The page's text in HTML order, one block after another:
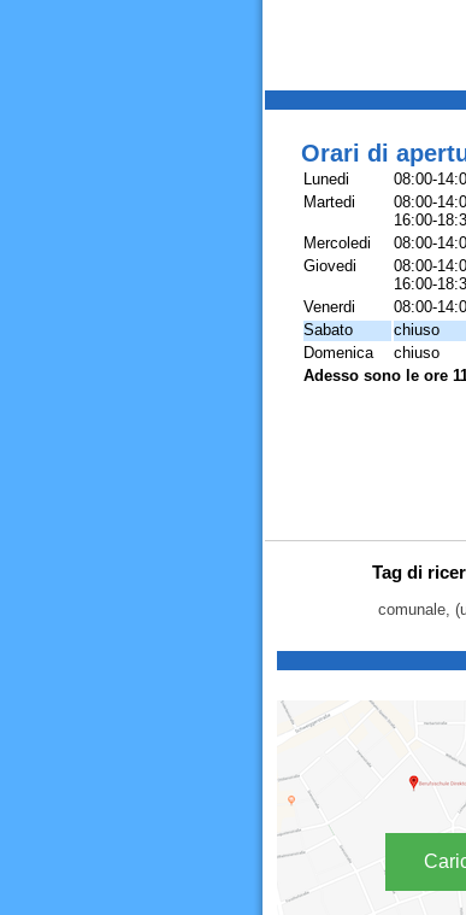
Orari di
Lunedi
08:00-
Martedi
08:00-
16:00-
Mercoledi
08:00-
Giovedi
08:00-
16:00-
Venerdi
08:00-
Sabato
chiuso
Domenica
chiuso
Adesso sono le ore
Tag di
comunale,